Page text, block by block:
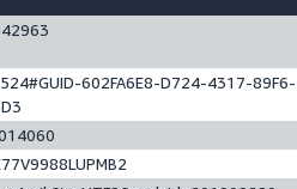
602FA6E8-D724-4317-89F6-